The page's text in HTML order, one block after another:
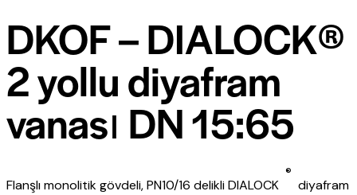
DKOF – DIALOCK®
2 yollu diyafram
vanası DN 15:65
Flanşlı monolitik gövdeli, PN10/16 delikli DIALOCK
®
diyafram